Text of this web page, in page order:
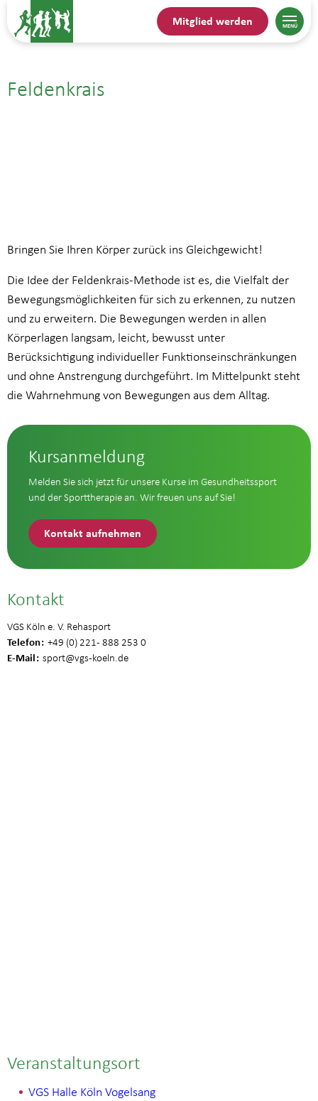
Mitglied werden
Feldenkrais
Bringen Sie Ihren Körper zurück ins Gleichgewicht!
Die Idee der Feldenkrais-Methode ist es, die Vielfalt der
Bewegungsmöglichkeiten für sich zu erkennen, zu nutzen
und zu erweitern. Die Bewegungen werden in allen
Körperlagen langsam, leicht, bewusst unter
Berücksichtigung individueller Funktionseinschränkungen
und ohne Anstrengung durchgeführt. Im Mittelpunkt steht
die Wahrnehmung von Bewegungen aus dem Alltag.
Kursanmeldung
Melden Sie sich jetzt für unsere Kurse im Gesundheitssport
und der Sporttherapie an. Wir freuen uns auf Sie!
Kontakt aufnehmen
Kontakt
VGS Köln e. V. Rehasport
Telefon +49 (0) 221 - 888 253 0
E-Mail sport@vgs-koeln.de
Veranstaltungsort
VGS Halle Köln Vogelsang